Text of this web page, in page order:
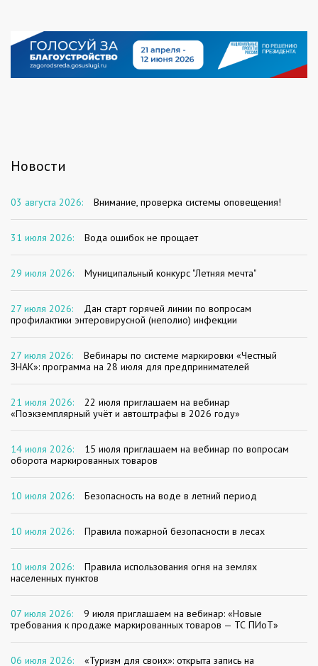
Новости
03 августа 2026: Внимание, проверка системы оповещения!
31 июля 2026: Вода ошибок не прощает
29 июля 2026: Муниципальный конкурс "Летняя мечта"
27 июля 2026:
Дан старт горячей линии по вопросам
профилактики энтеровирусной (неполио) инфекции
27 июля 2026:
Вебинары по системе маркировки «Честный
ЗНАК»: программа на 28 июля для предпринимателей
21 июля 2026:
22 июля приглашаем на вебинар
«Поэкземплярный учёт и автоштрафы в 2026 году»
14 июля 2026:
15 июля приглашаем на вебинар по вопросам
оборота маркированных товаров
10 июля 2026: Безопасность на воде в летний период
10 июля 2026: Правила пожарной безопасности в лесах
10 июля 2026:
Правила использования огня на землях
населенных пунктов
07 июля 2026:
9 июля приглашаем на вебинар: «Новые
требования к продаже маркированных товаров — ТС ПИоТ»
06 июля 2026:
«Туризм для своих»: открыта запись на